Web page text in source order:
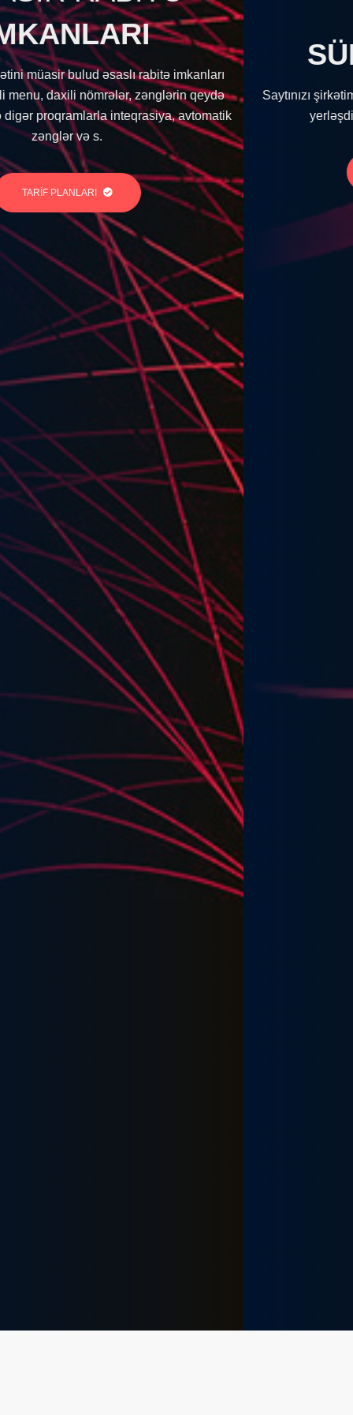
qeydə
SAYTINI
SÜRƏTLƏNDİR!
Saytınızı şirkətimizin Azərbaycan lokasiyalı
yerləşdirməklə daha sürətli edə bilərsiz.
TARİF PLANLARI